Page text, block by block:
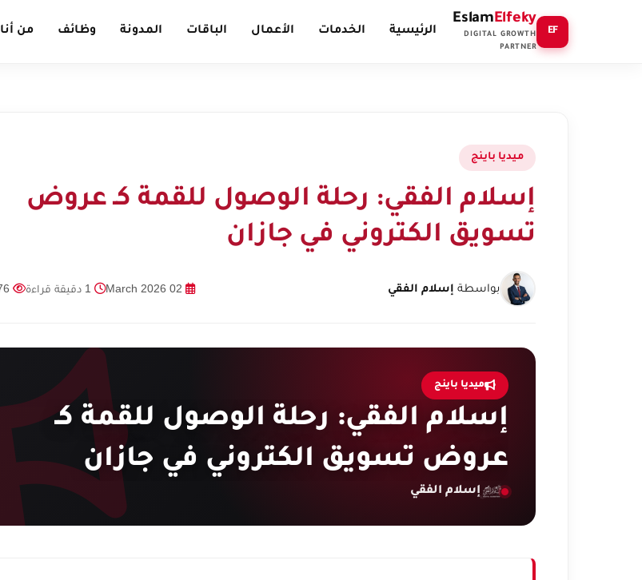
EF
EslamElfeky
DIGITAL GROWTH
PARTNER
الرئيسية الخدمات الأعمال الباقات المدونة وظائف من أنا
ميديا باينج
إسلام الفقي: رحلة الوصول للقمة كـ عروض
تسويق الكتروني في جازان
بواسطة إسلام الفقي
ميديا باينج
إسلام الفقي: رحلة الوصول للقمة كـ
عروض تسويق الكتروني في جازان
إسلام الفقي